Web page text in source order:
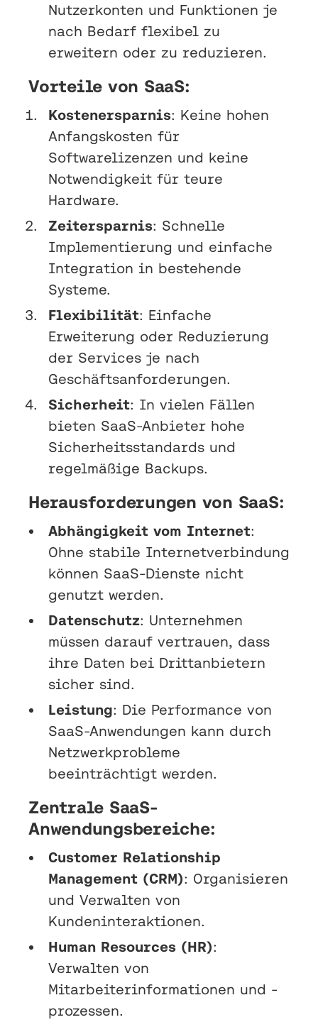
Nutzerkonten und Funktionen je
nach Bedarf flexibel zu
erweitern oder zu reduzieren.
Vorteile von SaaS:
Kostenersparnis: Keine hohen
Anfangskosten für
Softwarelizenzen und keine
Notwendigkeit für teure
Hardware.
Zeitersparnis: Schnelle
Implementierung und einfache
Integration in bestehende
Systeme.
Flexibilität: Einfache
Erweiterung oder Reduzierung
der Services je nach
Geschäftsanforderungen.
Sicherheit: In vielen Fällen
bieten SaaS-Anbieter hohe
Sicherheitsstandards und
regelmäßige Backups.
Herausforderungen von SaaS:
Abhängigkeit vom Internet:
Ohne stabile Internetverbindung
können SaaS-Dienste nicht
genutzt werden.
Datenschutz: Unternehmen
müssen darauf vertrauen, dass
ihre Daten bei Drittanbietern
sicher sind.
Leistung: Die Performance von
SaaS-Anwendungen kann durch
Netzwerkprobleme
beeinträchtigt werden.
Zentrale SaaS-
Anwendungsbereiche:
Customer Relationship
Management (CRM): Organisieren
und Verwalten von
Kundeninteraktionen.
Human Resources (HR):
Verwalten von
Mitarbeiterinformationen und -
prozessen.